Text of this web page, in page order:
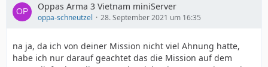
Oppas Arma 3 Vietnam miniServer
oppa-schneutzel 28. September 2021 um 16:35
na ja, da ich von deiner Mission nicht viel Ahnung hatte,
habe ich nur darauf geachtet das die Mission auf dem